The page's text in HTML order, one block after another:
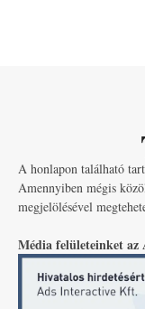
A honlapon található
Amennyiben mégis
megjelölésével
Média felületeinket az